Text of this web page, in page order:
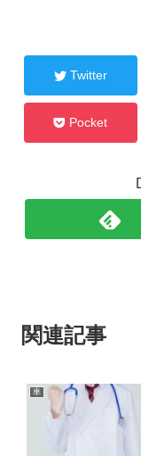
Twitter
Pocket
関連記事
車